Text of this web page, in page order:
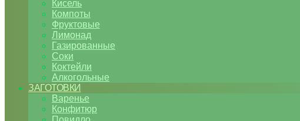
Кисель
Компоты
Фруктовые
Лимонад
Газированные
Соки
Коктейли
Алкогольные
ЗАГОТОВКИ
Варенье
Конфитюр